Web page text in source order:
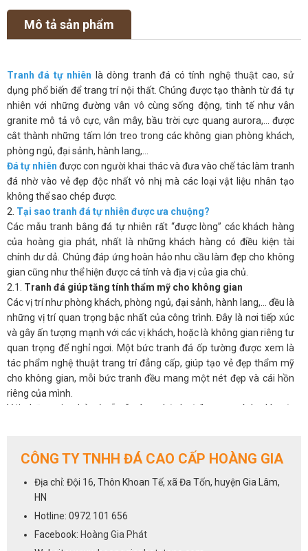
Mô tả sản phẩm
Tranh đá tự nhiên là dòng tranh đá có tính nghệ thuật cao, sử
dụng phổ biến để trang trí nội thất. Chúng được tạo thành từ đá tự
nhiên với những đường vân vô cùng sống động, tinh tế như vân
granite mô tả vô cực, vân mây, bầu trời cực quang aurora,… được
cắt thành những tấm lớn treo trong các không gian phòng khách,
phòng ngủ, đại sảnh, hành lang,…
Đá tự nhiên được con người khai thác và đưa vào chế tác làm tranh
đá nhờ vào vẻ đẹp độc nhất vô nhị mà các loại vật liệu nhân tạo
không thể sao chép được.
2. Tại sao tranh đá tự nhiên được ưa chuộng?
Các mẫu tranh bằng đá tự nhiên rất “được lòng” các khách hàng
của hoàng gia phát, nhất là những khách hàng có điều kiện tài
chính dư dả. Chúng đáp ứng hoàn hảo nhu cầu làm đẹp cho không
gian cũng như thể hiện được cá tính và địa vị của gia chủ.
2.1. Tranh đá giúp tăng tính thẩm mỹ cho không gian
Các vị trí như phòng khách, phòng ngủ, đại sảnh, hành lang,… đều là
những vị trí quan trọng bậc nhất của công trình. Đây là nơi tiếp xúc
và gây ấn tượng mạnh với các vị khách, hoặc là không gian riêng tư
quan trọng để nghỉ ngơi. Một bức tranh đá ốp tường được xem là
tác phẩm nghệ thuật trang trí đẳng cấp, giúp tạo vẻ đẹp thẩm mỹ
cho không gian, mỗi bức tranh đều mang một nét đẹp và cái hồn
riêng của mình.
Với những gia chủ có sẵn “máu nghệ thuật” trong mình, thì một
2.2.Tranh đá giúp điều hòa phong thủy cho phòng khách
nghĩa phong thủy, có thể tác động đến âm dương ngũ hành và làm
thay đổi vận khí trong nhà. Được hình thành hoàn toàn từ tự nhiên,
nên có tác dụng tạo không gian thoáng đãng, mở rộng tầm nhìn,
đem đến nguồn năng lượng tích cực, an nhiên cho các thành viên
CÔNG TY TNHH ĐÁ CAO CẤP HOÀNG GIA
Địa chỉ: Đội 16, Thôn Khoan Tế, xã Đa Tốn, huyện Gia Lâm,
HN
Hotline: 0972 101 656
Facebook: Hoàng Gia Phát